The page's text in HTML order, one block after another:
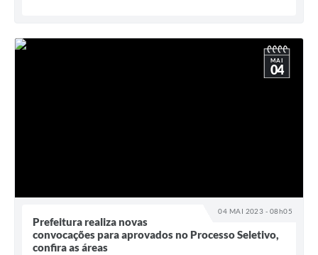
04 MAI 2023 - 08h05
MAI
04
Prefeitura realiza novas
convocações para aprovados no Processo Seletivo,
confira as áreas